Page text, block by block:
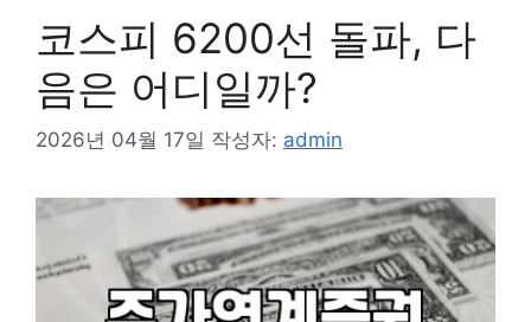
코스피 6200선 돌파, 다
음은 어디일까?
2026년 04월 17일 작성자: admin